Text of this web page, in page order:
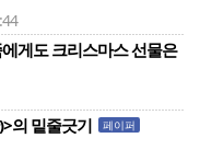
게도 크리스마스 선물은
의 밑줄긋기 페이퍼